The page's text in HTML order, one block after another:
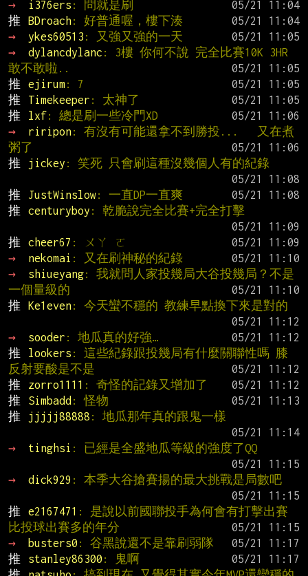
→
i376ers : 問就是刷
推
BDroach: 好普通喔，樓下湊
→
ykes60513 : 又強又強的一天
→
dylancdylanc : 3樓 你何不說 完全比賽10K 3HR
敢不敢啦..
推
ejirum: 7
推
Timekeeper : 太神了
推
lxf: 總是刷一些冷門XD
→
riripon: 有沒有可能還拿不到勝投...   又在煮
粥了
推
jickey : 笑死 只會刷這種沒幾個人有的紀錄
推
JustWinslow: 一直DP一直爽
推
centuryboy : 乾脆說完全比賽+完全打擊
推
cheer67 : ㄨㄚ ㄛ
→
nekomai : 又在刷神秘的紀錄
→
shiueyang: 我就問人家投幾局大谷投幾局？不是
一個量級的
推
Ke1even: 今天蠻不穩的 教練早點換下來是對的
→
sooder : 地瓜真的好強…
推
lookers : 這些紀錄跟投幾局有什麼關聯性嗎 膝
反射要酸是不是
推
zorro1111 : 奇怪的記錄又增加了
推
Simbadd : 怪物
推
jjjjj88888 : 地瓜那年真的跟鬼一樣
→
tinghsi : 已經是全盛地瓜等級的強度了QQ
→
dick929 : 本季大谷搶賽揚的最大挑戰是局數吧
推
e2167471 : 是說以前國聯投手為何會有打擊出賽
比投球出賽多的年分
→
busters0 : 谷黑說還不是靠刷弱隊
推
stanley86300 : 鬼啊